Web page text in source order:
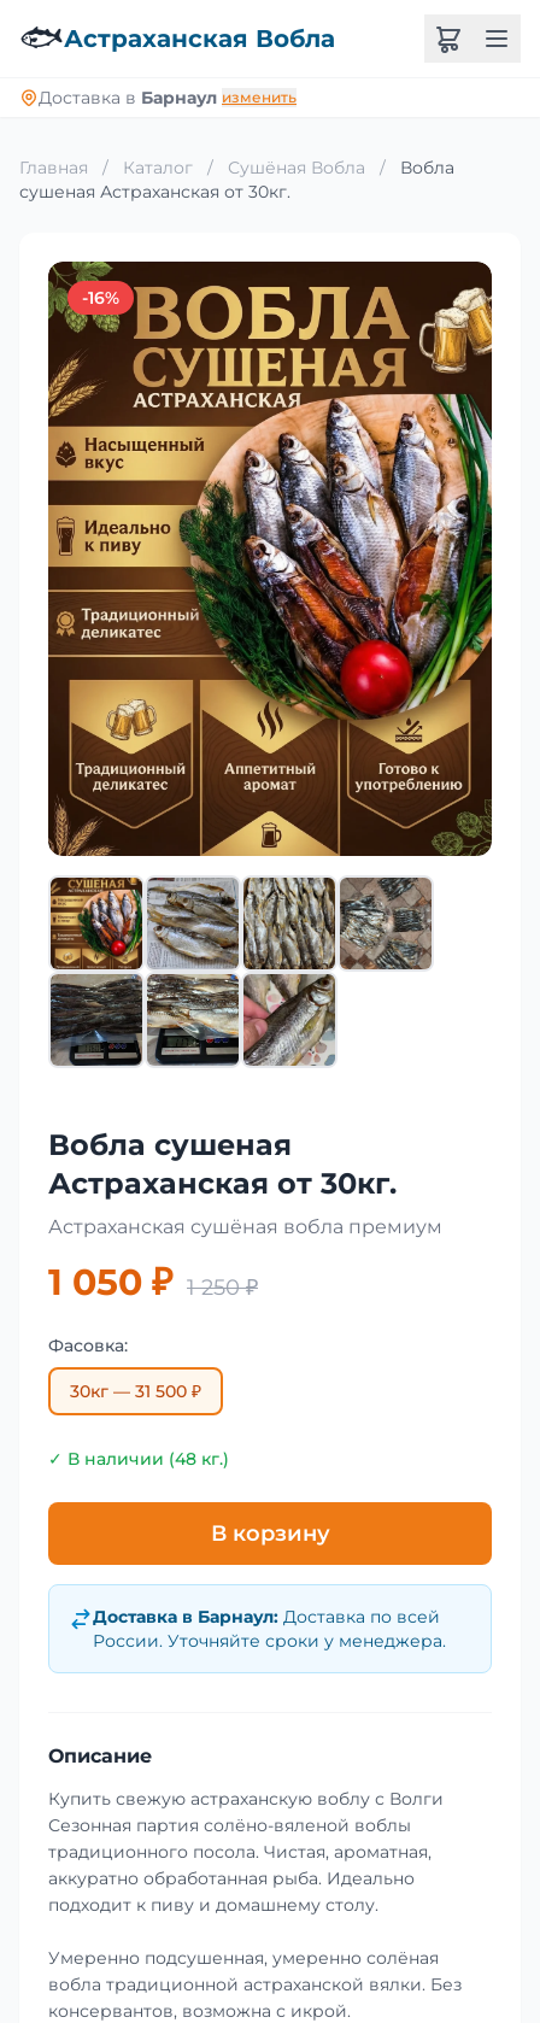
🐟Астраханская Вобла
Доставка в Барнаул изменить
Главная / Каталог / Сушёная Вобла /
Вобла
сушеная Астраханская от 30кг.
-16%
Вобла сушеная
Астраханская от 30кг.
Астраханская сушёная вобла премиум
1 050 ₽ 1 250 ₽
Фасовка:
30кг — 31 500 ₽
✓ В наличии (48 кг.)
В корзину
Доставка в Барнаул: Доставка по всей
России. Уточняйте сроки у менеджера.
Описание
Купить свежую астраханскую воблу с Волги
Сезонная партия солёно-вяленой воблы
традиционного посола. Чистая, ароматная,
аккуратно обработанная рыба. Идеально
подходит к пиву и домашнему столу.
Умеренно подсушенная, умеренно солёная
вобла традиционной астраханской вялки. Без
консервантов, возможна с икрой.